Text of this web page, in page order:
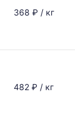
368 ₽ / кг
482 ₽ / кг